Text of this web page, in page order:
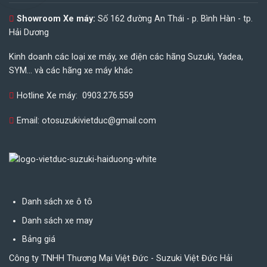
Showroom Xe máy: Số 162 đường An Thái - p. Bình Hàn - tp.
Hải Dương
Kinh doanh các loại xe máy, xe điện các hãng Suzuki, Yadea,
SYM... và các hãng xe máy khác
Hotline Xe máy: 0903.276.559
Email: otosuzukivietduc@gmail.com
Danh sách xe ô tô
Danh sách xe may
Bảng giá
Công ty TNHH Thương Mại Việt Đức - Suzuki Việt Đức Hải